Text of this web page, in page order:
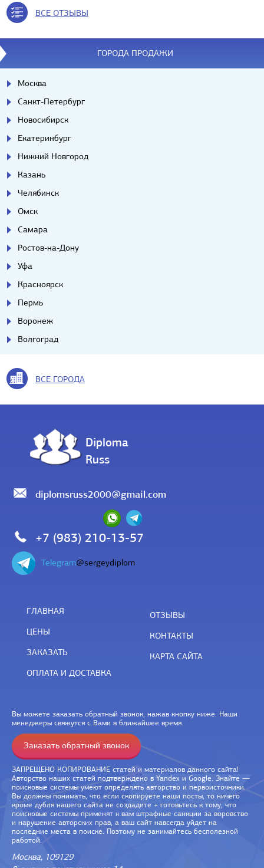
ВСЕ ОТЗЫВЫ
ГОРОДА ПРОДАЖИ
Москва
Санкт-Петербург
Новосибирск
Екатеринбург
Нижний Новгород
Казань
Челябинск
Омск
Самара
Ростов-на-Дону
Уфа
Красноярск
Пермь
Воронеж
Волгоград
ВСЕ ГОРОДА
Diploma
Russ
diplomsruss2000@gmail.com
+7 (983) 210-13-57
Telegram@sergeydiplom
ГЛАВНАЯ
ЦЕНЫ
ЗАКАЗАТЬ
ОПЛАТА И ДОСТАВКА
ОТЗЫВЫ
КОНТАКТЫ
КАРТА САЙТА
Вы можете заказать обратный звонок, нажав кнопку ниже. Наши
менеджеры свяжутся с Вами в ближайшее время.
Заказать обратный звонок
ЗАПРЕЩЕНО КОПИРОВАНИЕ статей и материалов данного сайта!
Авторство наших статей подтверждено в Yandex и Google. Знайте —
поисковые системы умеют определять авторство и первоисточники.
Вы должны понимать, что если скопируете наши посты, то ничего
кроме дубля нашего сайта не создадите + готовьтесь к тому, что
поисковые системы применят к вам штрафные санкции за воровство
и нарушение авторских прав, а ваш сайт навсегда уйдет на
последние места в поиске. Поэтому не занимайтесь бесполезной
работой.
Москва, 109129